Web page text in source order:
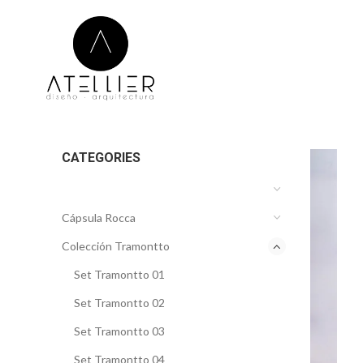
CATEGORIES
Cápsula Rocca
Colección Tramontto
Set Tramontto 01
Set Tramontto 02
Set Tramontto 03
Set Tramontto 04